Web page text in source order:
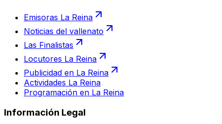
Emisoras La Reina
Noticias del vallenato
Las Finalistas
Locutores La Reina
Publicidad en La Reina
Actividades La Reina
Programación en La Reina
Información Legal